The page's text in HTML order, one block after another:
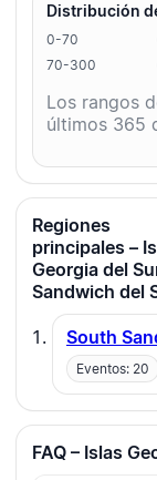
Distribución
0-70
70-300
Los rangos
últimos 365
Regiones
principales –
Georgia del
Sandwich del
South
Eventos: 20
FAQ – Islas